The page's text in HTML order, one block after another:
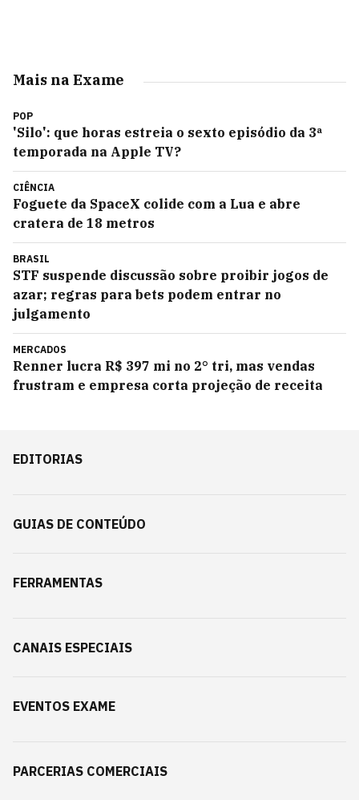
Mais na Exame
POP
'Silo': que horas estreia o sexto episódio da 3ª
temporada na Apple TV?
CIÊNCIA
Foguete da SpaceX colide com a Lua e abre
cratera de 18 metros
BRASIL
STF suspende discussão sobre proibir jogos de
azar; regras para bets podem entrar no
julgamento
MERCADOS
Renner lucra R$ 397 mi no 2° tri, mas vendas
frustram e empresa corta projeção de receita
EDITORIAS
GUIAS DE CONTEÚDO
FERRAMENTAS
CANAIS ESPECIAIS
EVENTOS EXAME
PARCERIAS COMERCIAIS